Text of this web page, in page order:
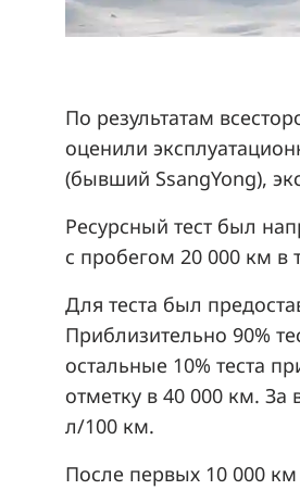
По результатам
оценили
(бывший SsangYong),
Ресурсный тест был
с пробегом 20 000 км в
Для теста был
Приблизительно 90%
остальные 10% теста
отметку в 40 000 км. За
л/100 км.
После первых 10 000